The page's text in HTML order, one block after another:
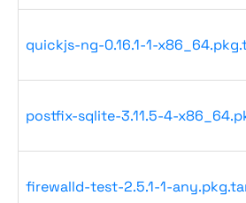
quickjs-ng-0.16.1-1-
postfix-sqlite-3.11.5-4-
firewalld-test-2.5.1-1-